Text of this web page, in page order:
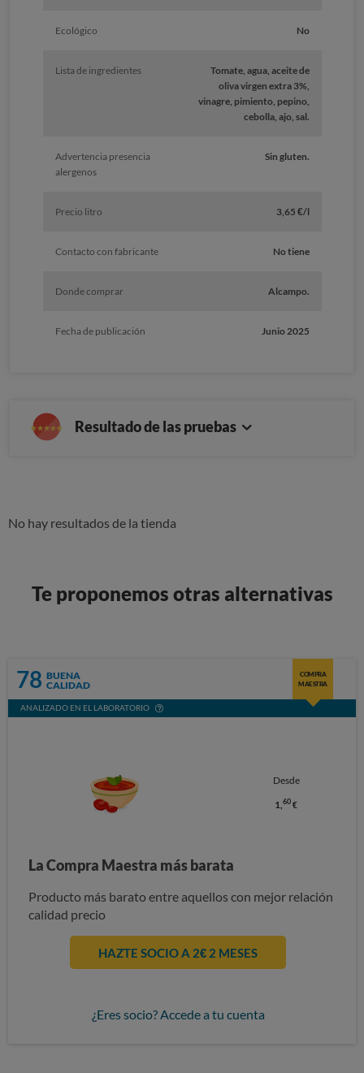
Ecológico No
Lista de ingredientes
Tomate, agua, aceite de
oliva virgen extra 3%,
vinagre, pimiento, pepino,
cebolla, ajo, sal.
Advertencia presencia
alergenos
Sin gluten.
Precio litro 3,65 €/l
Contacto con fabricante No tiene
Donde comprar Alcampo.
Fecha de publicación Junio 2025
Resultado de las pruebas
No hay resultados de la tienda
Te proponemos otras alternativas
78 BUENA
CALIDAD
COMPRA
MAESTRA
ANALIZADO EN EL LABORATORIO
Desde
1,60 €
La Compra Maestra más barata
Producto más barato entre aquellos con mejor relación
calidad precio
HAZTE SOCIO A 2€ 2 MESES
¿Eres socio? Accede a tu cuenta